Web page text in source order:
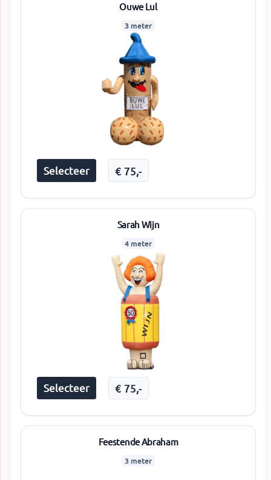
Ouwe Lul
3 meter
Selecteer € 75,-
Sarah Wijn
4 meter
Selecteer € 75,-
Feestende Abraham
3 meter